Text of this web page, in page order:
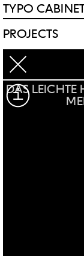
TYPO
PROJECTS
DAS LEICHTE